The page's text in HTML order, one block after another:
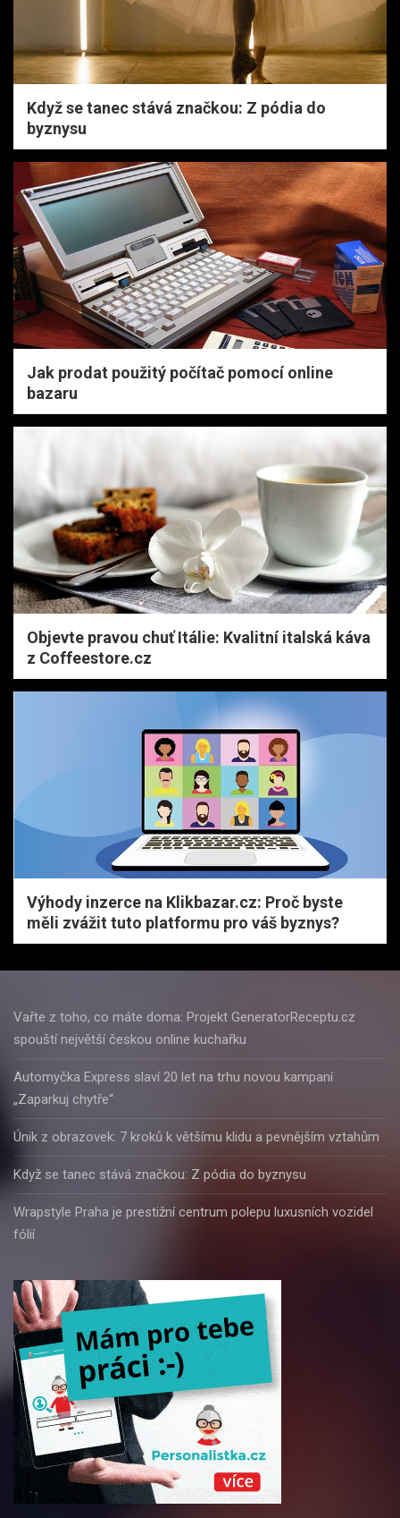
Když se tanec stává značkou: Z pódia do
byznysu
Jak prodat použitý počítač pomocí online
bazaru
Objevte pravou chuť Itálie: Kvalitní italská káva
z Coffeestore.cz
Výhody inzerce na Klikbazar.cz: Proč byste
měli zvážit tuto platformu pro váš byznys?
Vařte z toho, co máte doma: Projekt GeneratorReceptu.cz
spouští největší českou online kuchařku
Automyčka Express slaví 20 let na trhu novou kampaní
„Zaparkuj chytře“
Únik z obrazovek: 7 kroků k většímu klidu a pevnějším vztahům
Když se tanec stává značkou: Z pódia do byznysu
Wrapstyle Praha je prestižní centrum polepu luxusních vozidel
fólií